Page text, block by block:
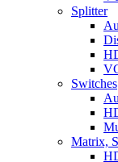
Splitter
Switches
Matrix,